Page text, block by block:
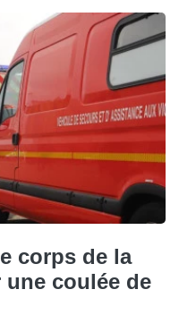
corps de la
une coulée de